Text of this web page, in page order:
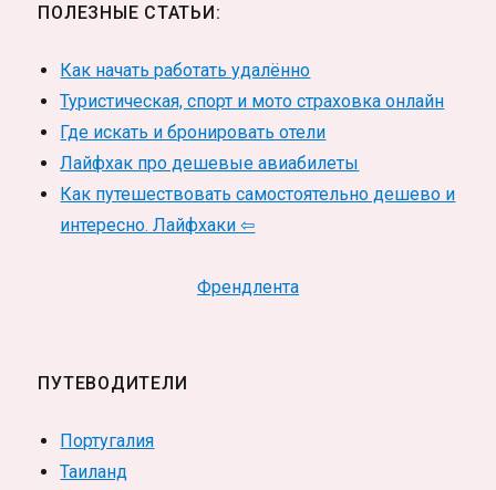
ПОЛЕЗНЫЕ СТАТЬИ:
Как начать работать удалённо
Туристическая, спорт и мото страховка онлайн
Где искать и бронировать отели
Лайфхак про дешевые авиабилеты
Как путешествовать самостоятельно дешево и
интересно. Лайфхаки ⇦
Френдлента
ПУТЕВОДИТЕЛИ
Португалия
Таиланд